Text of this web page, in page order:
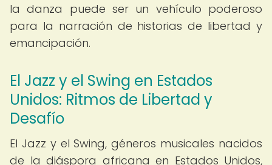
la danza puede ser un vehículo poderoso
para la narración de historias de libertad y
emancipación.
El Jazz y el Swing en Estados
Unidos: Ritmos de Libertad y
Desafío
El Jazz y el Swing, géneros musicales nacidos
de la diáspora africana en Estados Unidos,